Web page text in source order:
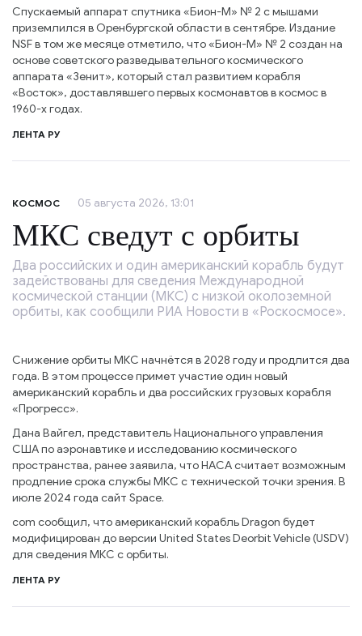
Спускаемый аппарат спутника «Бион-М» № 2 с мышами
приземлился в Оренбургской области в сентябре. Издание
NSF в том же месяце отметило, что «Бион-М» № 2 создан на
основе советского разведывательного космического
аппарата «Зенит», который стал развитием корабля
«Восток», доставлявшего первых космонавтов в космос в
1960-х годах.
ЛЕНТА РУ
КОСМОС 05 августа 2026, 13:01
МКС сведут с орбиты
Два российских и один американский корабль будут
задействованы для сведения Международной
космической станции (МКС) с низкой околоземной
орбиты, как сообщили РИА Новости в «Роскосмосе».
Снижение орбиты МКС начнётся в 2028 году и продлится два
года. В этом процессе примет участие один новый
американский корабль и два российских грузовых корабля
«Прогресс».
Дана Вайгел, представитель Национального управления
США по аэронавтике и исследованию космического
пространства, ранее заявила, что НАСА считает возможным
продление срока службы МКС с технической точки зрения. В
июле 2024 года сайт Space.
com сообщил, что американский корабль Dragon будет
модифицирован до версии United States Deorbit Vehicle (USDV)
для сведения МКС с орбиты.
ЛЕНТА РУ